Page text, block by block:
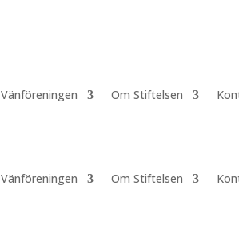
Vänföreningen Om Stiftelsen
Vänföreningen Om Stiftelsen